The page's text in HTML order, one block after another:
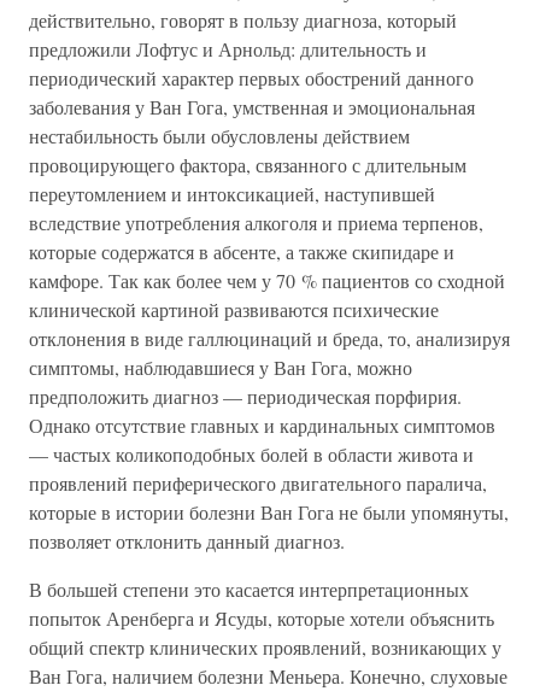
действительно, говорят в пользу диагноза, который
предложили Лофтус и Арнольд: длительность и
периодический характер первых обострений данного
заболевания у Ван Гога, умственная и эмоциональная
нестабильность были обусловлены действием
провоцирующего фактора, связанного с длительным
переутомлением и интоксикацией, наступившей
вследствие употребления алкоголя и приема терпенов,
которые содержатся в абсенте, а также скипидаре и
камфоре. Так как более чем у 70 % пациентов со сходной
клинической картиной развиваются психические
отклонения в виде галлюцинаций и бреда, то, анализируя
симптомы, наблюдавшиеся у Ван Гога, можно
предположить диагноз — периодическая порфирия.
Однако отсутствие главных и кардинальных симптомов
— частых коликоподобных болей в области живота и
проявлений периферического двигательного паралича,
которые в истории болезни Ван Гога не были упомянуты,
позволяет отклонить данный диагноз.
В большей степени это касается интерпретационных
попыток Аренберга и Ясуды, которые хотели объяснить
общий спектр клинических проявлений, возникающих у
Ван Гога, наличием болезни Меньера. Конечно, слуховые